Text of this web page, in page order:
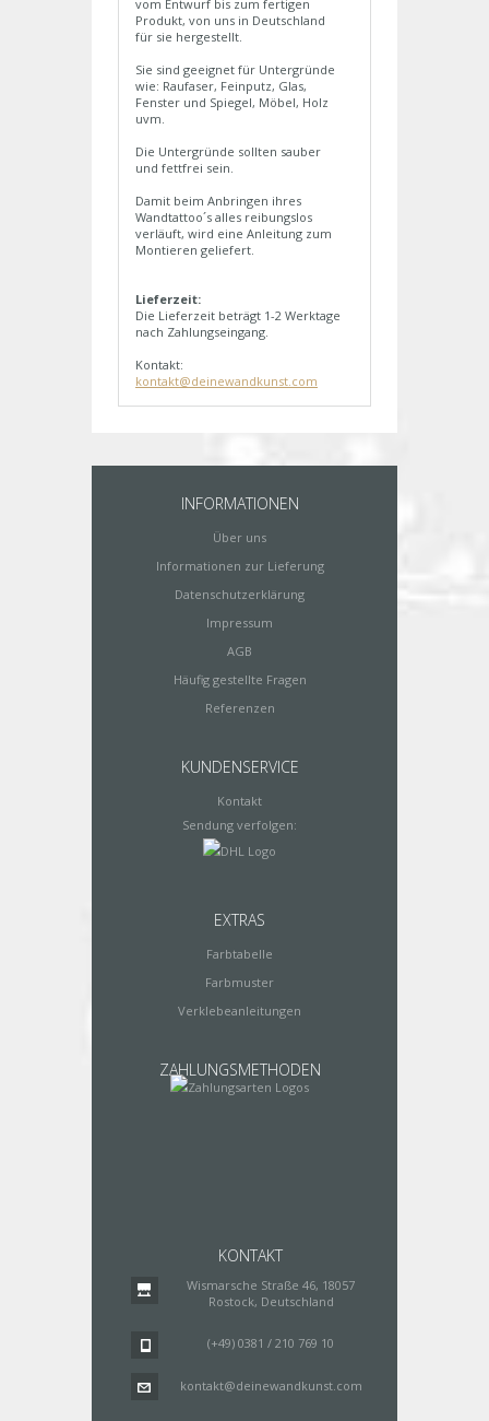
vom Entwurf bis zum fertigen
Produkt, von uns in Deutschland
für sie hergestellt.
Sie sind geeignet für Untergründe
wie: Raufaser, Feinputz, Glas,
Fenster und Spiegel, Möbel, Holz
uvm.
Die Untergründe sollten sauber
und fettfrei sein.
Damit beim Anbringen ihres
Wandtattoo´s alles reibungslos
verläuft, wird eine Anleitung zum
Montieren geliefert.
Lieferzeit:
Die Lieferzeit beträgt 1-2 Werktage
nach Zahlungseingang.
Kontakt:
kontakt@deinewandkunst.com
INFORMATIONEN
Über uns
Informationen zur Lieferung
Datenschutzerklärung
Impressum
AGB
Häufig gestellte Fragen
Referenzen
KUNDENSERVICE
Kontakt
Sendung verfolgen:
EXTRAS
Farbtabelle
Farbmuster
Verklebeanleitungen
ZAHLUNGSMETHODEN
KONTAKT
Wismarsche Straße 46, 18057
Rostock, Deutschland
(+49) 0381 / 210 769 10
kontakt@deinewandkunst.com